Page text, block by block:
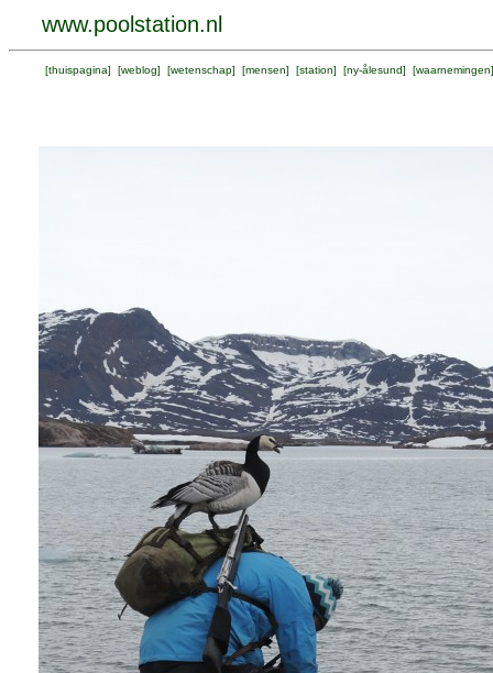
www.poolstation.nl
[thuispagina] [weblog] [wetenschap] [mensen] [station] [ny-ålesund] [waarnemingen